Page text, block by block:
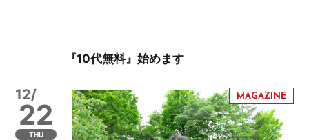
『10代無料』始めます
12/
22
THU